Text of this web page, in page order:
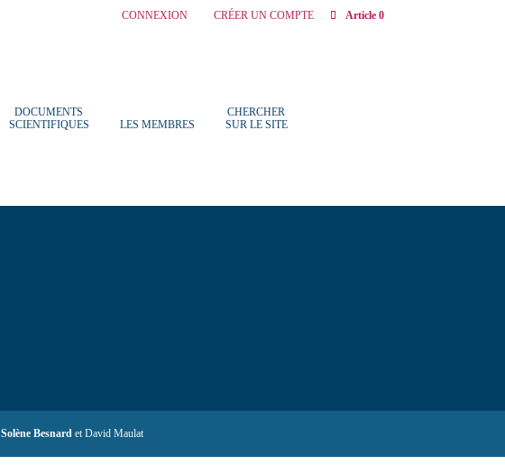
CONNEXION CRÉER UN COMPTE Article 0
DOCUMENTS
SCIENTIFIQUES
LES MEMBRES
CHERCHER
SUR LE SITE
Solène Besnard et David Maulat